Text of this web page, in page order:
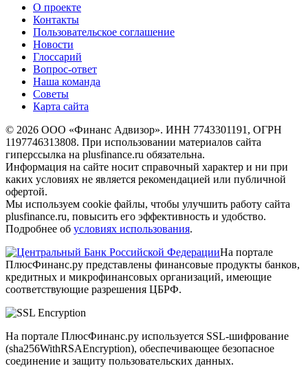
О проекте
Контакты
Пользовательское соглашение
Новости
Глоссарий
Вопрос-ответ
Наша команда
Советы
Карта сайта
© 2026 ООО «Финанс Адвизор». ИНН 7743301191, ОГРН
1197746313808. При использовании материалов сайта
гиперссылка на plusfinance.ru обязательна.
Информация на сайте носит справочный характер и ни при
каких условиях не является рекомендацией или публичной
офертой.
Мы используем cookie файлы, чтобы улучшить работу сайта
plusfinance.ru, повысить его эффективность и удобство.
Подробнее об условиях использования.
На портале
ПлюсФинанс.ру представлены финансовые продукты банков,
кредитных и микрофинансовых организаций, имеющие
соответствующие разрешения ЦБРФ.
На портале ПлюсФинанс.ру используется SSL-шифрование
(sha256WithRSAEncryption), обеспечивающее безопасное
соединение и защиту пользовательских данных.